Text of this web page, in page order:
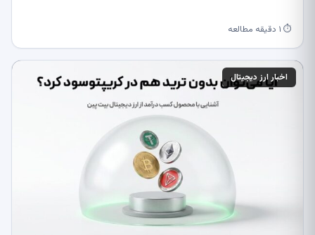
⏱ ۱ دقیقه مطالعه
اخبار ارز دیجیتال